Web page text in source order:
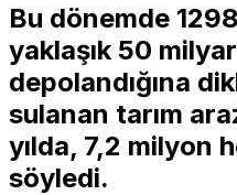
Bu dönemde
yaklaşık 50
depolandığına
sulanan tarım
yılda, 7,2 milyon
söyledi.